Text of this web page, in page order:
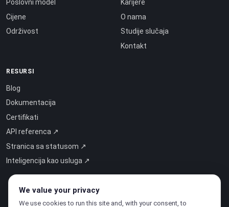
Poslovni model
Cijene
Održivost
Karijere
O nama
Studije slučaja
Kontakt
RESURSI
Blog
Dokumentacija
Certifikati
API referenca ↗
Stranica sa statusom ↗
Inteligencija kao usluga ↗
We value your privacy
We use cookies to run this site and, with your consent, to